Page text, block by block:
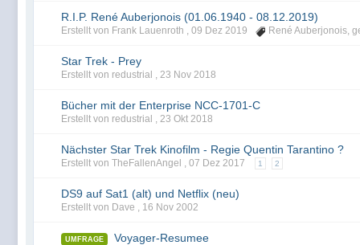
R.I.P. René Auberjonois (01.06.1940 - 08.12.2019)
Erstellt von Frank Lauenroth , 09 Dez 2019 René Auberjonois,
Star Trek - Prey
Erstellt von redustrial , 23 Nov 2018
Bücher mit der Enterprise NCC-1701-C
Erstellt von redustrial , 23 Okt 2018
Nächster Star Trek Kinofilm - Regie Quentin Tarantino ?
Erstellt von TheFallenAngel , 07 Dez 2017 1 2
DS9 auf Sat1 (alt) und Netflix (neu)
Erstellt von Dave , 16 Nov 2002
UMFRAGE Voyager-Resumee